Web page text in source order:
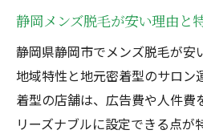
コスパ重視なら静岡市のメ
静岡市メンズ脱毛の
法
費用対効果で選ぶ静
毛
静岡メンズ脱毛が安い理由と
静岡県静岡市でメンズ脱毛が安
地域特性と地元密着型のサロン
着型の店舗は、広告費や人件費
リーズナブルに設定できる点が